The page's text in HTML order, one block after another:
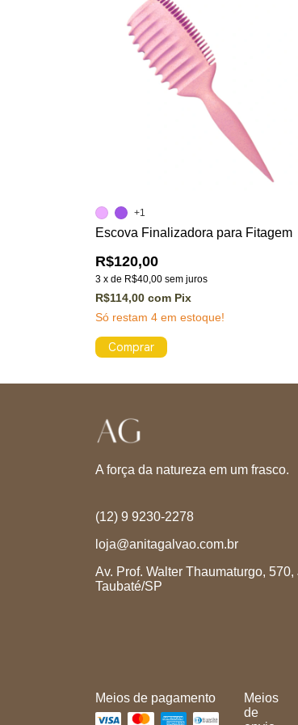
Escova Finalizadora para Fitagem
R$120,00
3 x de R$40,00 sem juros
R$114,00 com Pix
Só restam 4 em estoque!
+1
Comprar
A força da natureza em um frasco.
(12) 9 9230-2278
loja@anitagalvao.com.br
Av. Prof. Walter Thaumaturgo,
Taubaté/SP
Meios de pagamento
Meios
de